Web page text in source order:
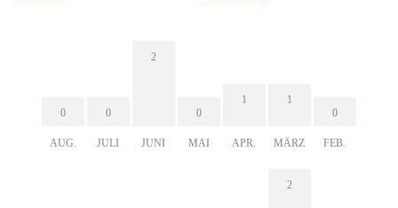
0
AUG.
0
JULI
2
JUNI
0
MAI
1
APR.
1
MÄRZ
0
FEB.
2